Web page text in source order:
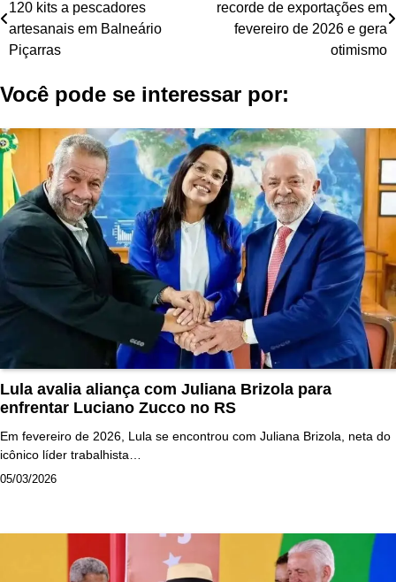
de
Post
120 kits a pescadores
artesanais em Balneário
Piçarras
recorde de exportações em
fevereiro de 2026 e gera
otimismo
Você pode se interessar por:
Lula avalia aliança com Juliana Brizola para
enfrentar Luciano Zucco no RS
Em fevereiro de 2026, Lula se encontrou com Juliana Brizola, neta do
icônico líder trabalhista…
05/03/2026